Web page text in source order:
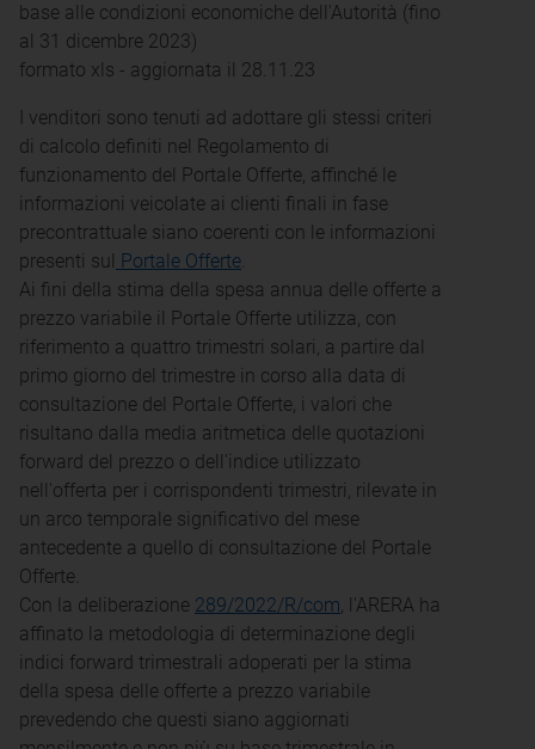
base alle condizioni economiche dell'Autorità (fino
al 31 dicembre 2023)
formato xls - aggiornata il 28.11.23
I venditori sono tenuti ad adottare gli stessi criteri
di calcolo definiti nel Regolamento di
funzionamento del Portale Offerte, affinché le
informazioni veicolate ai clienti finali in fase
precontrattuale siano coerenti con le informazioni
presenti sul Portale Offerte.
Ai fini della stima della spesa annua delle offerte a
prezzo variabile il Portale Offerte utilizza, con
riferimento a quattro trimestri solari, a partire dal
primo giorno del trimestre in corso alla data di
consultazione del Portale Offerte, i valori che
risultano dalla media aritmetica delle quotazioni
forward del prezzo o dell'indice utilizzato
nell'offerta per i corrispondenti trimestri, rilevate in
un arco temporale significativo del mese
antecedente a quello di consultazione del Portale
Offerte.
Con la deliberazione 289/2022/R/com, l'ARERA ha
affinato la metodologia di determinazione degli
indici forward trimestrali adoperati per la stima
della spesa delle offerte a prezzo variabile
prevedendo che questi siano aggiornati